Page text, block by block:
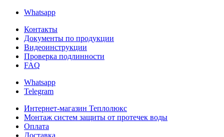
Whatsapp
Контакты
Документы по продукции
Видеоинструкции
Проверка подлинности
FAQ
Whatsapp
Telegram
Интернет-магазин Теплолюкс
Монтаж систем защиты от протечек воды
Оплата
Доставка